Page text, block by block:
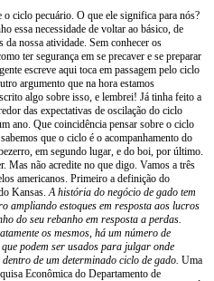
o ciclo pecuário. O que ele significa para nós?
essa necessidade de voltar ao básico, de
nossa atividade. Sem conhecer os
ter segurança em se precaver e se preparar
escreve aqui toca em passagem pelo ciclo
argumento que na hora estamos
algo sobre isso, e lembrei! Já tinha feito a
das expectativas de oscilação do ciclo
ano. Que coincidência pensar sobre o ciclo
que o ciclo é o acompanhamento do
em segundo lugar, e do boi, por último.
Mas não acredite no que digo. Vamos a três
americanos. Primeiro a definição do
Kansas.A história do negócio de gado tem
ampliando estoques em resposta aos lucros
do seu rebanho em resposta a perdas.
os mesmos, há um número de
podem ser usados para julgar onde
de um determinado ciclo de gado. Uma
Econômica do Departamento de